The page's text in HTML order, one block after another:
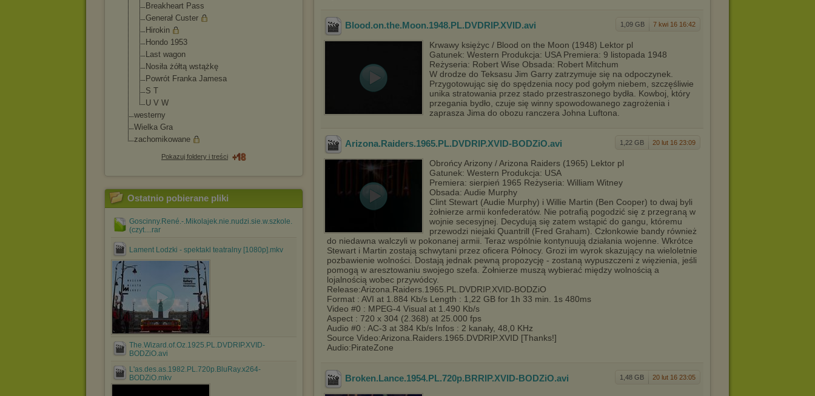
Breakheart Pass
Generał Custer
Hirokin
Hondo 1953
Last wagon
Nosiła żółtą wstążkę
Powrót Franka Jamesa
S T
U V W
westerny
Wielka Gra
zachomikowane
Pokazuj foldery i treści
Ostatnio pobierane pliki
Goscinny.René.-.Mikolajek.nie.nudzi.sie.w.szkole.
(czyt....rar
Lament Lodzki - spektakl teatralny [1080p].mkv
The.Wizard.of.Oz.1925.PL.DVDRIP.XVID-
BODZiO.avi
L'as.des.as.1982.PL.720p.BluRay.x264-
BODZiO.mkv
1,09 GB 7 kwi 16 16:42
Blood.on.the.Moon.1948.PL.DVDRIP.XVID.avi
Krwawy księżyc / Blood on the Moon (1948) Lektor pl
Gatunek: Western Produkcja: USA Premiera: 9 listopada 1948
Reżyseria: Robert Wise Obsada: Robert Mitchum
W drodze do Teksasu Jim Garry zatrzymuje się na odpoczynek.
Przygotowując się do spędzenia nocy pod gołym niebem, szczęśliwie
unika stratowania przez stado przestraszonego bydła. Kowboj, który
przegania bydło, czuje się winny spowodowanego zagrożenia i
zaprasza Jima do obozu ranczera Johna Luftona.
1,22 GB 20 lut 16 23:09
Arizona.Raiders.1965.PL.DVDRIP.XVID-BODZiO.avi
Obrońcy Arizony / Arizona Raiders (1965) Lektor pl
Gatunek: Western Produkcja: USA
Premiera: sierpień 1965 Reżyseria: William Witney
Obsada: Audie Murphy
Clint Stewart (Audie Murphy) i Willie Martin (Ben Cooper) to dwaj byli
żołnierze armii konfederatów. Nie potrafią pogodzić się z przegraną w
wojnie secesyjnej. Decydują się zatem wstąpić do gangu, któremu
przewodzi niejaki Quantrill (Fred Graham). Członkowie bandy również
do niedawna walczyli w pokonanej armii. Teraz wspólnie kontynuują działania wojenne. Wkrótce
Stewart i Martin zostają schwytani przez oficera Północy. Grozi im wyrok skazujący na wieloletnie
pozbawienie wolności. Dostają jednak pewną propozycję - zostaną wypuszczeni z więzienia, jeśli
pomogą w aresztowaniu swojego szefa. Żołnierze muszą wybierać między wolnością a
lojalnością wobec przywódcy.
Release:Arizona.Raiders.1965.PL.DVDRIP.XVID-BODZiO
Format : AVI at 1.884 Kb/s Length : 1,22 GB for 1h 33 min. 1s 480ms
Video #0 : MPEG-4 Visual at 1.490 Kb/s
Aspect : 720 x 304 (2.368) at 25.000 fps
Audio #0 : AC-3 at 384 Kb/s Infos : 2 kanały, 48,0 KHz
Source Video:Arizona.Raiders.1965.DVDRIP.XVID [Thanks!]
Audio:PirateZone
1,48 GB 20 lut 16 23:05
Broken.Lance.1954.PL.720p.BRRIP.XVID-BODZiO.avi